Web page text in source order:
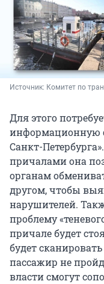
Источник: Комитет по
Для этого
информационную
Санкт-
причалами она
органам
другом, чтобы
нарушителей.
проблему
причале будет
будет
пассажир не
власти смогут